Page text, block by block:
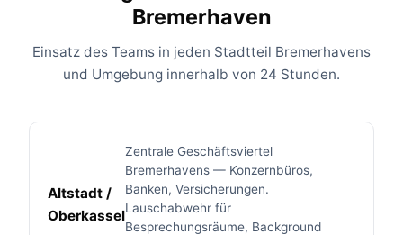
Bremerhaven
Einsatz des Teams in jeden Stadtteil Bremerhavens
und Umgebung innerhalb von 24 Stunden.
Altstadt /
Oberkassel
Zentrale Geschäftsviertel
Bremerhavens — Konzernbüros,
Banken, Versicherungen.
Lauschabwehr für
Besprechungsräume, Background